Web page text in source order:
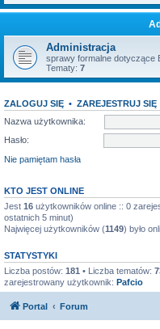
Administracja
sprawy formalne dotyczące
Tematy: 7
ZALOGUJ SIĘ • ZAREJESTRUJ SIĘ
Nazwa użytkownika:
Hasło:
Nie pamiętam hasła
KTO JEST ONLINE
Jest 16 użytkowników online :: 0
ostatnich 5 minut)
Najwięcej użytkowników (1149) było
STATYSTYKI
Liczba postów: 181 • Liczba tematów:
zarejestrowany użytkownik: Pafcio
Portal Forum